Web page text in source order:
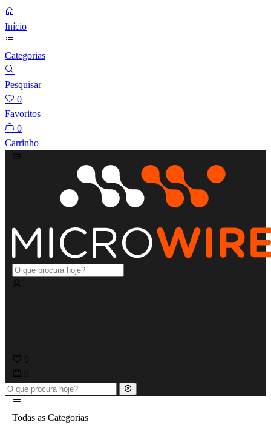
Início
Categorias
Pesquisar
0
Favoritos
0
Carrinho
0
0
Todas as Categorias